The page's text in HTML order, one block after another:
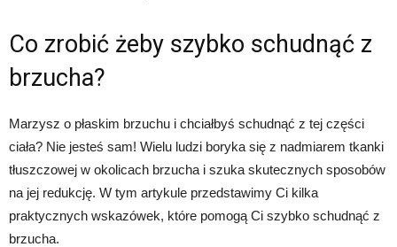
Co zrobić żeby szybko schudnąć z
brzucha?
Marzysz o płaskim brzuchu i chciałbyś schudnąć z tej części
ciała? Nie jesteś sam! Wielu ludzi boryka się z nadmiarem tkanki
tłuszczowej w okolicach brzucha i szuka skutecznych sposobów
na jej redukcję. W tym artykule przedstawimy Ci kilka
praktycznych wskazówek, które pomogą Ci szybko schudnąć z
brzucha.